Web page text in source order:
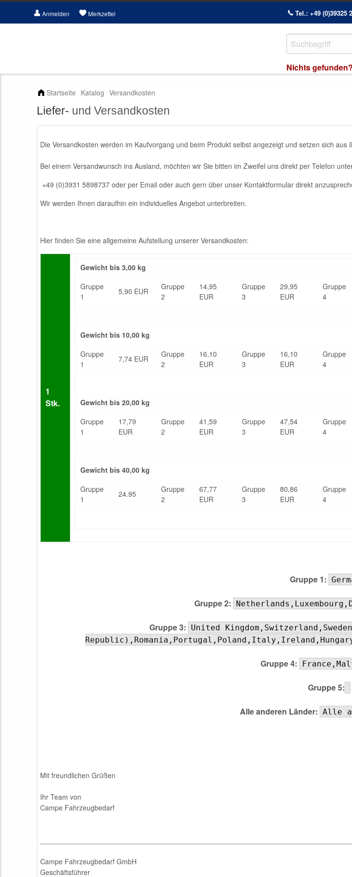
Anmelden Merkzettel Tel.: +49 (0)39325
Nichts
Startseite Katalog Versandkosten
Liefer- und Versandkosten
Die Versandkosten werden im Kaufvorgang und beim Produkt selbst angezeigt und setzen sich aus
Bei einem Versandwunsch ins Ausland, möchten wir Sie bitten im Zweifel uns direkt per Telefon
+49 (0)3931 5898737 oder per Email oder auch gern über unser Kontaktformular direkt
Wir werden Ihnen daraufhin ein individuelles Angebot unterbreiten.
Hier finden Sie eine allgemeine Aufstellung unserer Versandkosten:
1
Stk.
Gewicht bis 3,00 kg
Gruppe
1
5,90 EUR
Gruppe
2
14,95
EUR
Gruppe
3
29,95
EUR
Gruppe
4
Gewicht bis 10,00 kg
Gruppe
1
7,74 EUR
Gruppe
2
16,10
EUR
Gruppe
3
16,10
EUR
Gruppe
4
Gewicht bis 20,00 kg
Gruppe
1
17,79
EUR
Gruppe
2
41,59
EUR
Gruppe
3
47,54
EUR
Gruppe
4
Gewicht bis 40,00 kg
Gruppe
1
24.95
Gruppe
2
67,77
EUR
Gruppe
3
80,86
EUR
Gruppe
4
Gruppe 1:
Gruppe 2:
Gruppe 3:
United
Gruppe 4:
Gruppe 5:
Alle anderen Länder: Alle
Mit freundlichen Grüßen
Ihr Team von
Campe Fahrzeugbedarf
Campe Fahrzeugbedarf GmbH
Geschäftsführer